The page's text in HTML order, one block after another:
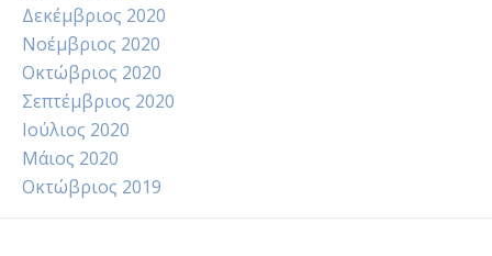
Δεκέμβριος 2020
Νοέμβριος 2020
Οκτώβριος 2020
Σεπτέμβριος 2020
Ιούλιος 2020
Μάιος 2020
Οκτώβριος 2019